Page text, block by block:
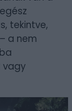
tekintve,
a nem
vagy